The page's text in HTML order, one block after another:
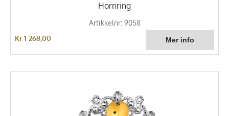
Hornring
Artikkelnr: 9058
Kr 1 268,00